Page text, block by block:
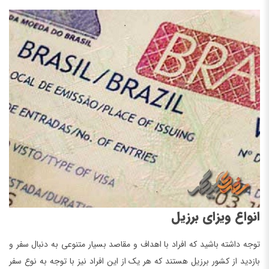
انواع ویزای برزیل
توجه داشته باشید که افراد با اهداف و مقاصد بسیار متنوعی به دنبال سفر و
بازدید از کشور برزیل هستند که هر یک از این افراد نیز با توجه به نوع سفر